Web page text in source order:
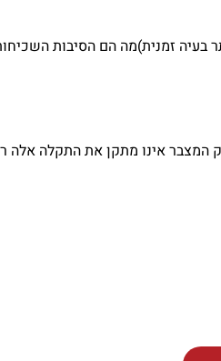
זמנית)מה הם הסיבות
המצבר אינו מתקן את התקלה אלה